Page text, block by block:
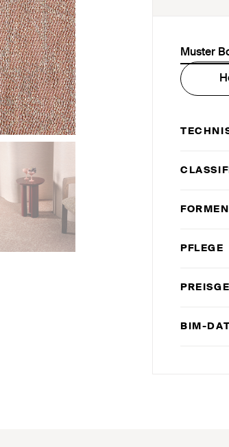
Muster
PFLEGE
BIM-